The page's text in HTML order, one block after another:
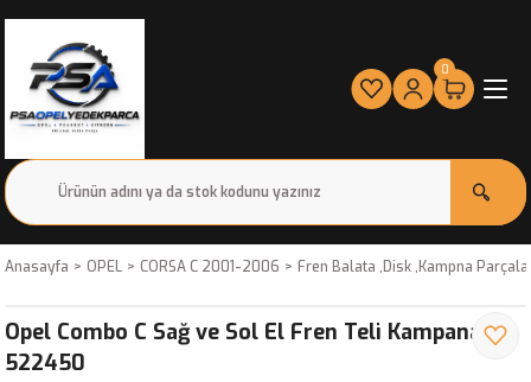
0
Anasayfa OPEL CORSA C 2001-2006 Fren Balata ,Disk ,Kampna
Opel Combo C Sağ ve Sol El Fren Teli Kampanalı
522450